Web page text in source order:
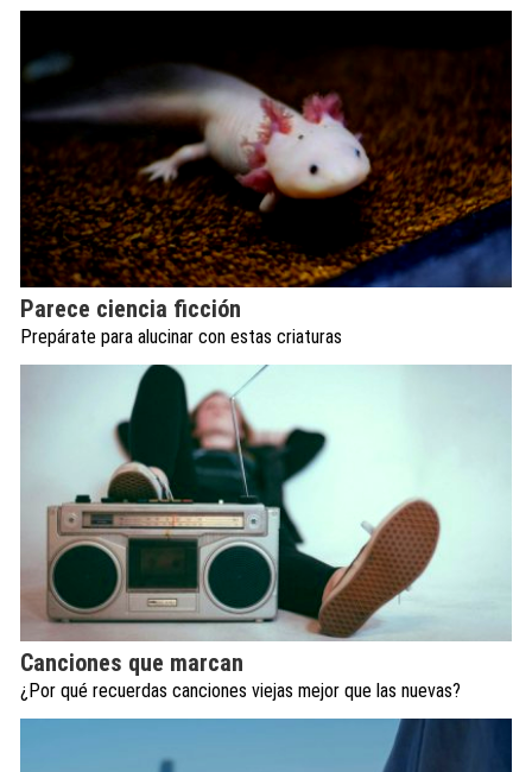
Parece ciencia ficción
Prepárate para alucinar con estas criaturas
Canciones que marcan
¿Por qué recuerdas canciones viejas mejor que las nuevas?